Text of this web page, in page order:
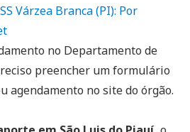
Várzea Branca (PI): Por
no Departamento de
preencher um formulário
agendamento no site do órgão.